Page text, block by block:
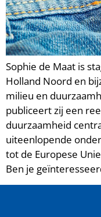
Sophie de Maat is
Holland Noord en
milieu en
publiceert zij een
duurzaamheid
uiteenlopende
tot de Europese
Ben je